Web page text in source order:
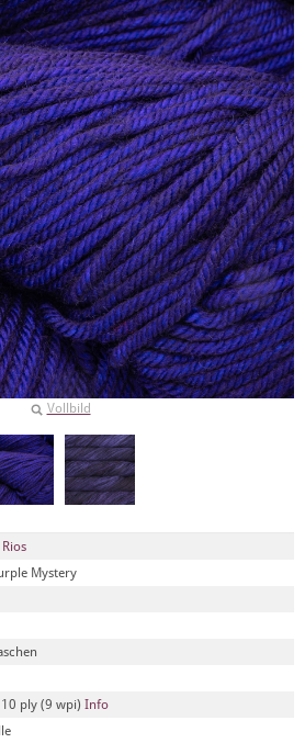
Vollbild
Mystery
ply (9 wpi) Info